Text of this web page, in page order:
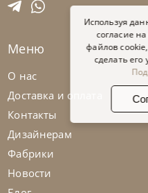
Меню
О нас
Доставка и оплата
Контакты
Дизайнерам
Фабрики
Новости
Используя
согласие
файлов
сделать его